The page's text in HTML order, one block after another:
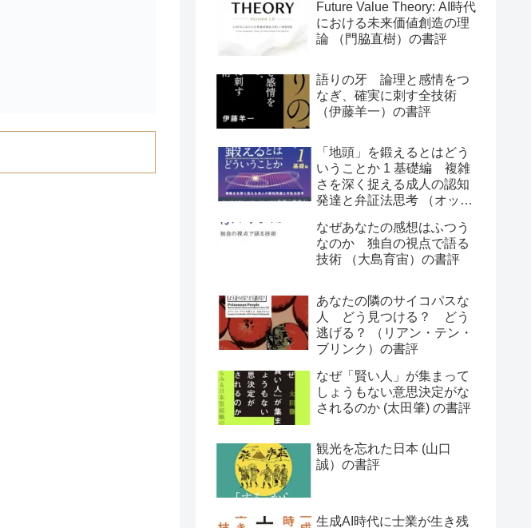
Future Value Theory: AI時代
における未来価値創造の理
論 （門脇直樹）の書評
語りの牙 論理と感情をつ
なぎ、確実に刺す全技術
（伊藤羊一）の書評
「地頭」を鍛えるとはどう
いうことか 1 基礎編 複雑
さを深く捉える成人の認知
発達と弁証法思考 （オット
なぜあなたの感想はふつう
なのか 独自の視点で語る
技術 （大島育宙）の書評
あなたの隣のサイコパスな
人 どう見つける？ どう
逃げる？ （リアン・テン・
ブリンク）の書評
なぜ「賢い人」が集まって
しょうもない意思決定がな
されるのか (太田肇) の書評
観光を忘れた日本 (山口
誠）の書評
生成AI時代に士業が生き残